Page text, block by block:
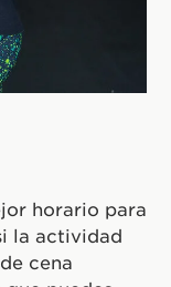
horario para
la actividad
cena